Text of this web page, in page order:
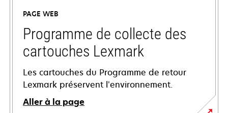
nouvel
onglet
PAGE WEB
Programme de collecte des
cartouches Lexmark
Les cartouches du Programme de retour
Lexmark préservent l’environnement.
Aller à la page